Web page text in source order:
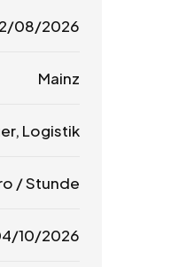
08/2026
Mainz
Logistik
/ Stunde
10/2026